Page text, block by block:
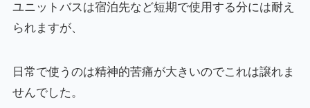
ユニットバスは宿泊先など短期で使用する分には耐え
られますが、
日常で使うのは精神的苦痛が大きいのでこれは譲れま
せんでした。